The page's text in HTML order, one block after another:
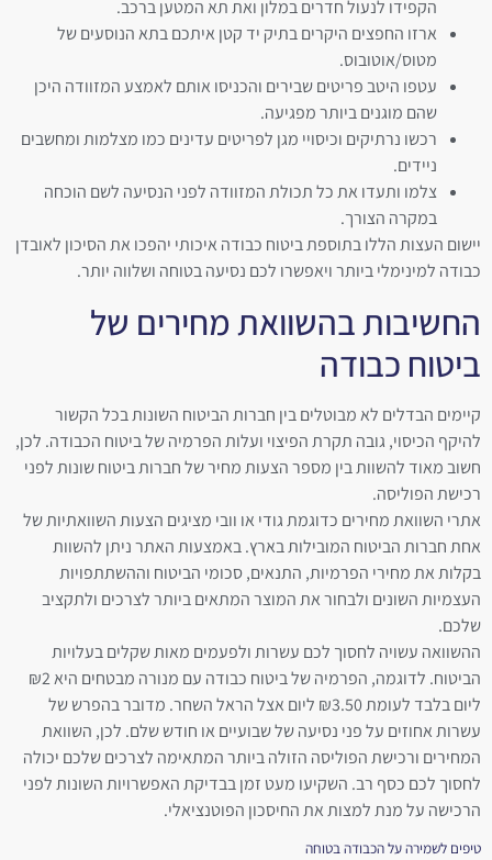
הקפידו לנעול חדרים במלון ואת תא המטען ברכב.
ארזו החפצים היקרים בתיק יד קטן איתכם בתא הנוסעים של
מטוס/אוטובוס.
עטפו היטב פריטים שבירים והכניסו אותם לאמצע המזוודה היכן
שהם מוגנים ביותר מפגיעה.
רכשו נרתיקים וכיסויי מגן לפריטים עדינים כמו מצלמות ומחשבים
ניידים.
צלמו ותעדו את כל תכולת המזוודה לפני הנסיעה לשם הוכחה
במקרה הצורך.
יישום העצות הללו בתוספת ביטוח כבודה איכותי יהפכו את הסיכון לאובדן
כבודה למינימלי ביותר ויאפשרו לכם נסיעה בטוחה ושלווה יותר.
החשיבות בהשוואת מחירים של
ביטוח כבודה
קיימים הבדלים לא מבוטלים בין חברות הביטוח השונות בכל הקשור
להיקף הכיסוי, גובה תקרת הפיצוי ועלות הפרמיה של ביטוח הכבודה. לכן,
חשוב מאוד להשוות בין מספר הצעות מחיר של חברות ביטוח שונות לפני
רכישת הפוליסה.
אתרי השוואת מחירים כדוגמת גודי או וובי מציגים הצעות השוואתיות של
אחת חברות הביטוח המובילות בארץ. באמצעות האתר ניתן להשוות
בקלות את מחירי הפרמיות, התנאים, סכומי הביטוח וההשתתפויות
העצמיות השונים ולבחור את המוצר המתאים ביותר לצרכים ולתקציב
שלכם.
ההשוואה עשויה לחסוך לכם עשרות ולפעמים מאות שקלים בעלויות
הביטוח. לדוגמה, הפרמיה של ביטוח כבודה עם מנורה מבטחים היא ₪2
ליום בלבד לעומת ₪3.50 ליום אצל הראל השחר. מדובר בהפרש של
עשרות אחוזים על פני נסיעה של שבועיים או חודש שלם. לכן, השוואת
המחירים ורכישת הפוליסה הזולה ביותר המתאימה לצרכים שלכם יכולה
לחסוך לכם כסף רב. השקיעו מעט זמן בבדיקת האפשרויות השונות לפני
הרכישה על מנת למצות את החיסכון הפוטנציאלי.
טיפים לשמירה על הכבודה בטוחה